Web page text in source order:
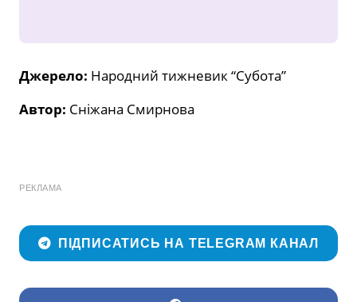
Джерело: Народний тижневик “Субота”
Автор: Сніжана Смирнова
РЕКЛАМА
ПІДПИСАТИСЬ НА TELEGRAM КАНАЛ